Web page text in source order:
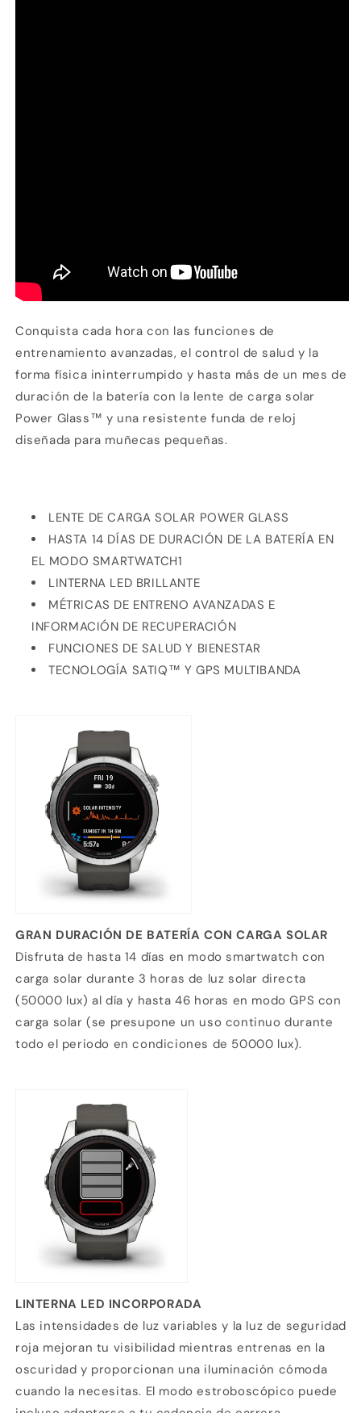
Conquista cada hora con las funciones de
entrenamiento avanzadas, el control de salud y la
forma física ininterrumpido y hasta más de un mes de
duración de la batería con la lente de carga solar
Power Glass™ y una resistente funda de reloj
diseñada para muñecas pequeñas.
LENTE DE CARGA SOLAR POWER GLASS
HASTA 14 DÍAS DE DURACIÓN DE LA BATERÍA EN
EL MODO SMARTWATCH1
LINTERNA LED BRILLANTE
MÉTRICAS DE ENTRENO AVANZADAS E
INFORMACIÓN DE RECUPERACIÓN
FUNCIONES DE SALUD Y BIENESTAR
TECNOLOGÍA SATIQ™ Y GPS MULTIBANDA
GRAN DURACIÓN DE BATERÍA CON CARGA SOLAR
Disfruta de hasta 14 días en modo smartwatch con
carga solar durante 3 horas de luz solar directa
(50000 lux) al día y hasta 46 horas en modo GPS con
carga solar (se presupone un uso continuo durante
todo el periodo en condiciones de 50000 lux).
LINTERNA LED INCORPORADA
Las intensidades de luz variables y la luz de seguridad
roja mejoran tu visibilidad mientras entrenas en la
oscuridad y proporcionan una iluminación cómoda
cuando la necesitas. El modo estroboscópico puede